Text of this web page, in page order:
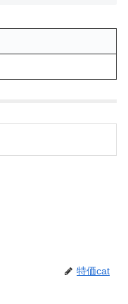
特価cat